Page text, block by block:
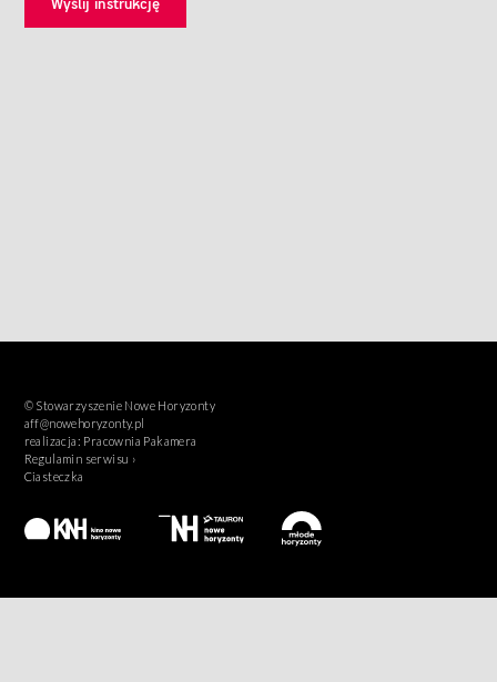
© Stowarzyszenie Nowe Horyzonty
aff@nowehoryzonty.pl
realizacja: Pracownia Pakamera
Regulamin serwisu ›
Ciasteczka